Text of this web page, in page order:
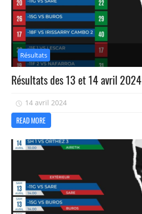
Résultats
Résultats des 13 et 14 avril 2024
14 avril 2024
READ MORE